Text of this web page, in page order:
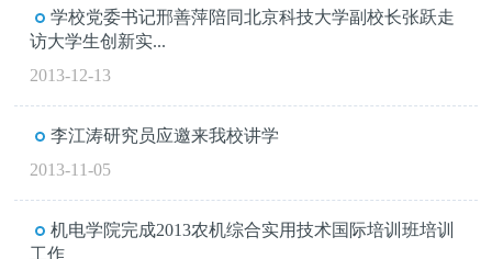
学校党委书记邢善萍陪同北京科技大学副校长张跃走
访大学生创新实...
2013-12-13
李江涛研究员应邀来我校讲学
2013-11-05
机电学院完成2013农机综合实用技术国际培训班培训
工作